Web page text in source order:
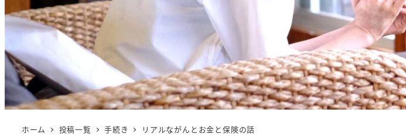
ホーム 投稿一覧 手続き リアルながんとお金と保険の話